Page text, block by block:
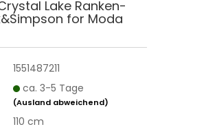
mit
Lake Ranken-
for Moda
1551487211
ca. 3-5 Tage
(Ausland abweichend)
110 cm